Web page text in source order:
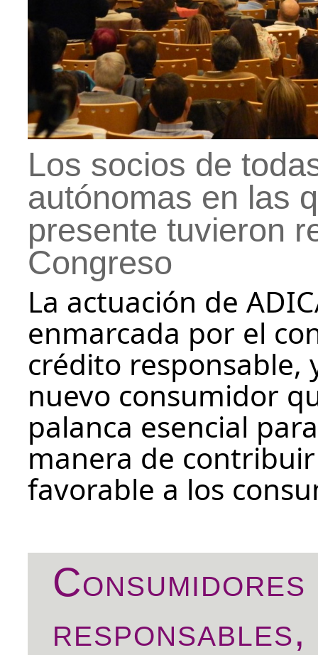
Los socios de
autónomas en las
presente tuvieron
Congreso
La actuación de
enmarcada por el
crédito responsable,
nuevo consumidor
palanca esencial
manera de
favorable a los